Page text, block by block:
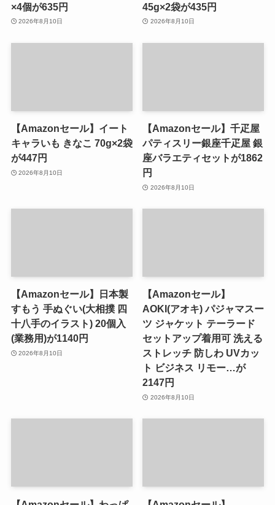
×4個が635円
2026年8月10日
45g×2袋が435円
2026年8月10日
【Amazonセール】イート
キャラいも きなこ 70g×2袋
が447円
2026年8月10日
【Amazonセール】千疋屋
パティスリー銀座千疋屋 銀
座バラエティセットが1862
円
2026年8月10日
【Amazonセール】日本製
すもう 手ぬぐい(大相撲 四
十八手のイラスト) 20個入
(業務用)が1140円
2026年8月10日
【Amazonセール】
AOKI(アオキ) パジャマスー
ツ ジャケット テーラード
セットアップ着用可 洗える
ストレッチ 防しわ UVカッ
ト ビジネス リモー…が
2147円
2026年8月10日